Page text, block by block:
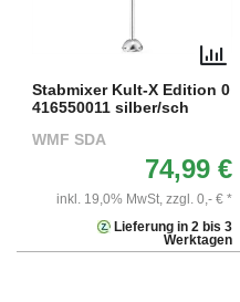
Stabmixer Kult-X Edition 0
416550011 silber/sch
WMF SDA
74,99 €
inkl. 19,0% MwSt, zzgl. 0,- € *
Lieferung in 2 bis 3
Werktagen